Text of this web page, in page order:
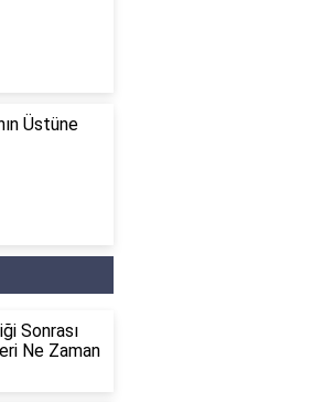
Üstüne
Sonrası
Ne Zaman